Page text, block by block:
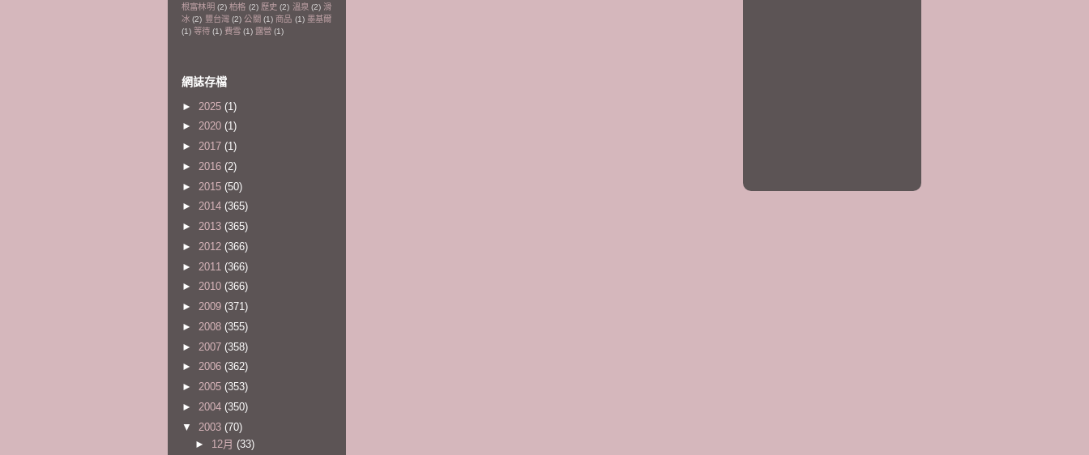
根富林明 (2) 柏格 (2) 歷史 (2) 溫泉 (2) 滑
冰 (2) 豐台灣 (2) 公關 (1) 商品 (1) 墨基爾
(1) 等待 (1) 費雪 (1) 露營 (1)
網誌存檔
► 2025 (1)
► 2020 (1)
► 2017 (1)
► 2016 (2)
► 2015 (50)
► 2014 (365)
► 2013 (365)
► 2012 (366)
► 2011 (366)
► 2010 (366)
► 2009 (371)
► 2008 (355)
► 2007 (358)
► 2006 (362)
► 2005 (353)
► 2004 (350)
▼ 2003 (70)
► 12月 (33)